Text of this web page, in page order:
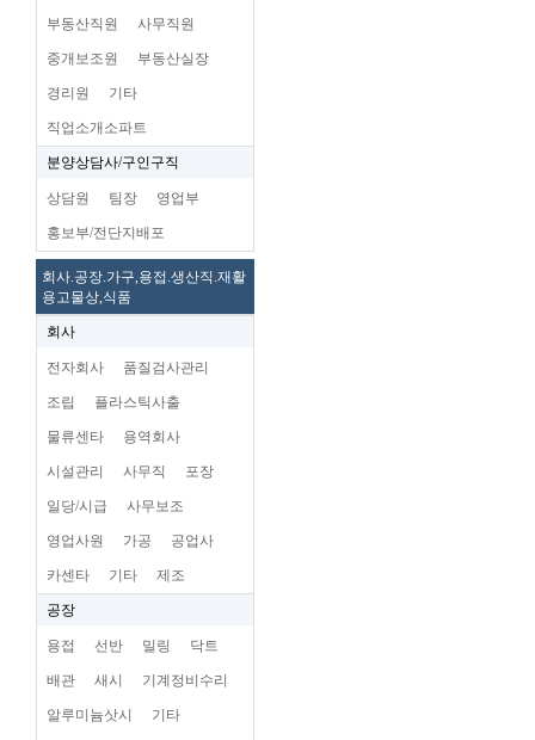
부동산직원 사무직원
중개보조원 부동산실장
경리원 기타
직업소개소파트
분양상담사/구인구직
상담원 팀장 영업부
홍보부/전단지배포
회사.공장.가구,용접.생산직.재활
용고물상,식품
회사
전자회사 품질검사관리
조립 플라스틱사출
물류센타 용역회사
시설관리 사무직 포장
일당/시급 사무보조
영업사원 가공 공업사
카센타 기타 제조
공장
용접 선반 밀링 닥트
배관 새시 기계정비수리
알루미늄삿시 기타